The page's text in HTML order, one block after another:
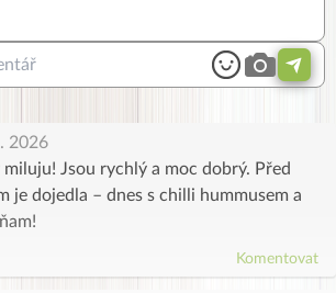
2026
miluju! Jsou rychlý a moc dobrý. Před
je dojedla – dnes s chilli hummusem a
Komentovat